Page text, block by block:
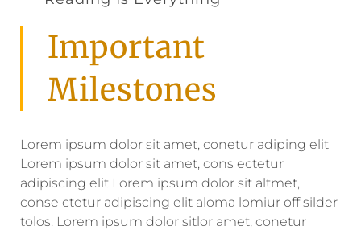
Important
Milestones
Lorem ipsum dolor sit amet, conetur adiping elit
Lorem ipsum dolor sit amet, cons ectetur
adipiscing elit Lorem ipsum dolor sit altmet,
conse ctetur adipiscing elit aloma lomiur off silder
tolos. Lorem ipsum dolor sitlor amet, conetur